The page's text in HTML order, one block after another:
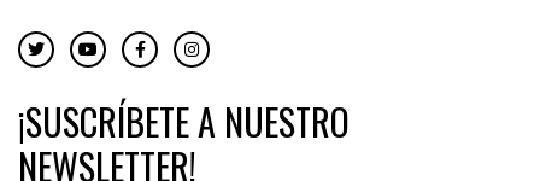
¡SUSCRÍBETE A NUESTRO
NEWSLETTER!